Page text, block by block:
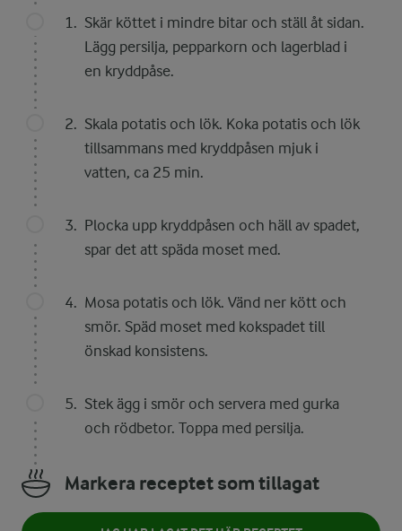
Skär köttet i mindre bitar och ställ åt sidan.
Lägg persilja, pepparkorn och lagerblad i
en kryddpåse.
Skala potatis och lök. Koka potatis och lök
tillsammans med kryddpåsen mjuk i
vatten, ca 25 min.
Plocka upp kryddpåsen och häll av spadet,
spar det att späda moset med.
Mosa potatis och lök. Vänd ner kött och
smör. Späd moset med kokspadet till
önskad konsistens.
Stek ägg i smör och servera med gurka
och rödbetor. Toppa med persilja.
Markera receptet som tillagat